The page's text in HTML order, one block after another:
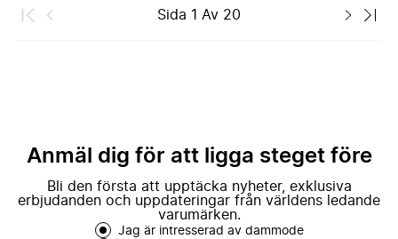
Sida 1 Av 20
Anmäl dig för att ligga steget före
Bli den första att upptäcka nyheter, exklusiva
erbjudanden och uppdateringar från världens ledande
varumärken.
Jag är intresserad av dammode